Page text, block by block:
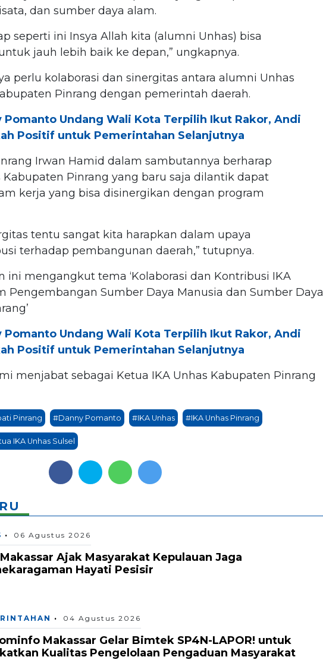
dan sumber daya alam.
seperti ini Insya Allah kita (alumni Unhas) bisa
jauh lebih baik ke depan,” ungkapnya.
perlu kolaborasi dan sinergitas antara alumni Unhas
Pinrang dengan pemerintah daerah.
Pomanto Undang Wali Kota Terpilih Ikut Rakor, Andi
Positif untuk Pemerintahan Selanjutnya
Irwan Hamid dalam sambutannya berharap
Kabupaten Pinrang yang baru saja dilantik dapat
kerja yang bisa disinergikan dengan program
tentu sangat kita harapkan dalam upaya
terhadap pembangunan daerah,” tutupnya.
ini mengangkut tema ‘Kolaborasi dan Kontribusi IKA
Pengembangan Sumber Daya Manusia dan Sumber Daya
Pomanto Undang Wali Kota Terpilih Ikut Rakor, Andi
Positif untuk Pemerintahan Selanjutnya
menjabat sebagai Ketua IKA Unhas Kabupaten Pinrang
Pinrang #Danny Pomanto #IKA Unhas #IKA Unhas Pinrang
IKA Unhas Sulsel
06 Agustus 2026
Ajak Masyarakat Kepulauan Jaga
Hayati Pesisir
04 Agustus 2026
Makassar Gelar Bimtek SP4N-LAPOR! untuk
Kualitas Pengelolaan Pengaduan Masyarakat